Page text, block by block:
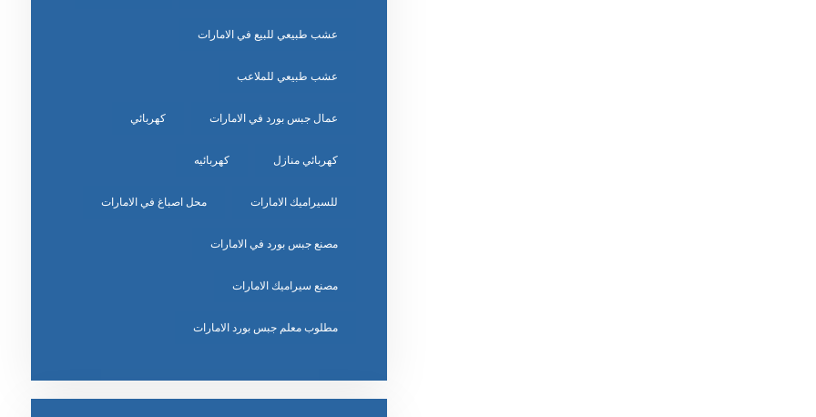
عشب طبيعي للبيع في الامارات
عشب طبيعي للملاعب
عمال جبس بورد في الامارات كهربائي
كهربائي منازل كهربائيه
للسيراميك الامارات محل اصباغ في الامارات
مصنع جبس بورد في الامارات
مصنع سيراميك الامارات
مطلوب معلم جبس بورد الامارات